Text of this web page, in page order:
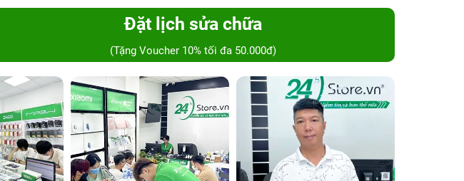
Đặt lịch sửa chữa
(Tặng Voucher 10% tối đa 50.000đ)